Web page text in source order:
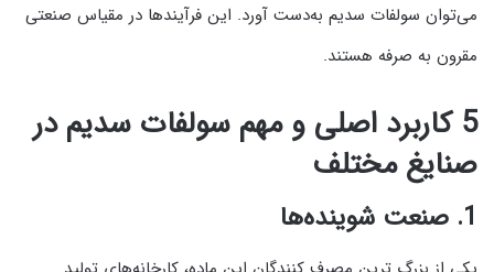
می‌توان سولفات سدیم به‌دست آورد. این فرآیندها در مقیاس صنعتی
مقرون به صرفه هستند.
5 کاربرد اصلی و مهم سولفات سدیم در
صنایغ مختلف
1. صنعت شوینده‌ها